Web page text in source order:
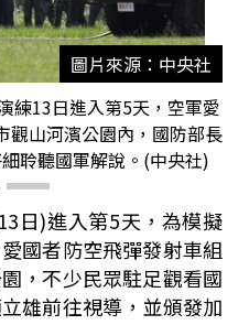
圖片來源：中央社
練13日進入第5天，空軍愛
觀山河濱公園內，國防部長
聆聽國軍解說。(中央社)
日)進入第5天，為模擬
國者防空飛彈發射車組
，不少民眾駐足觀看國
雄前往視導，並頒發加